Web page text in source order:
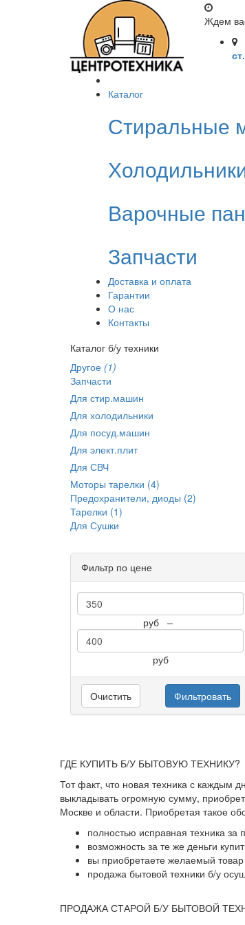
Ждем
Каталог
Стиральные
Варочные
Запчасти
Доставка и оплата
Гарантии
О нас
Контакты
Каталог б/у техники
Другое (1)
Запчасти
Для стир.машин
Для холодильники
Для посуд.машин
Для элект.плит
Для СВЧ
Моторы тарелки (4)
Предохранители, диоды (2)
Тарелки (1)
Для Сушки
Фильтр по цене
руб –
руб
Очистить Фильтровать
ГДЕ КУПИТЬ Б/У БЫТОВУЮ ТЕХНИКУ?
Тот факт, что новая техника с каждым
выкладывать огромную сумму,
Москве и области. Приобретая такое
полностью исправная техника за
возможность за те же деньги
вы приобретаете желаемый
продажа бытовой техники б/у
ПРОДАЖА СТАРОЙ Б/У БЫТОВОЙ